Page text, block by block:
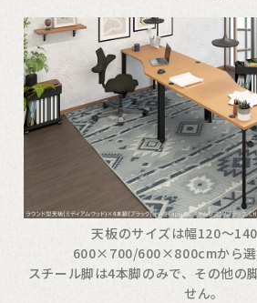
天板のサイズは幅120〜
600×700/600×800cmから選
スチール脚は4本脚のみで、その他の
せん。